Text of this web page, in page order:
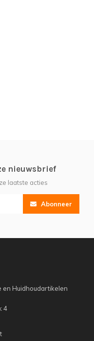
nieuwsbrief
laatste acties
Abonneer
en Huidhoudartikelen
4